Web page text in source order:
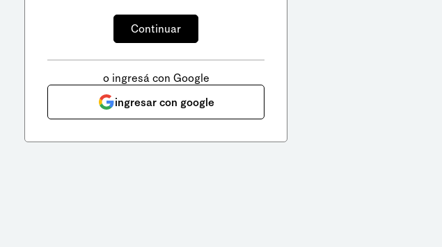
o ingresá con Google
ingresar con google